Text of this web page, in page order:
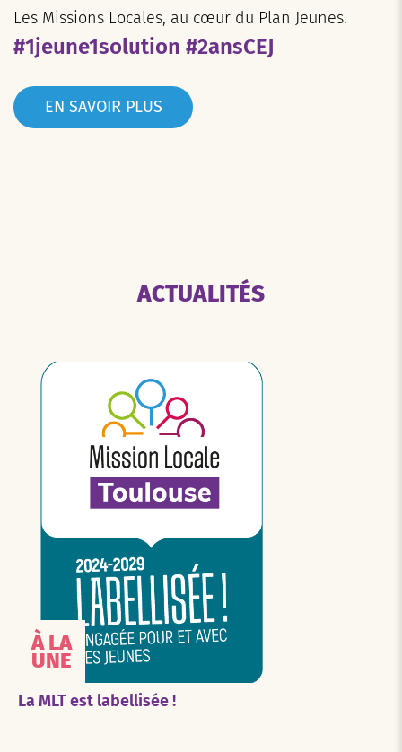
Les Missions Locales, au cœur du Plan Jeunes.
#1jeune1solution #2ansCEJ
EN SAVOIR PLUS
ACTUALITÉS
À LA
UNE
La MLT est labellisée !